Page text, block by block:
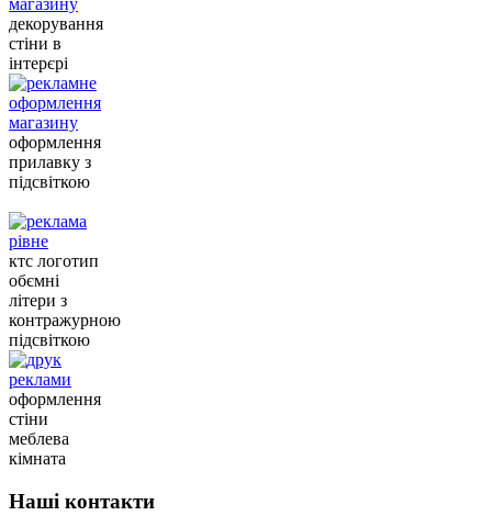
декорування
стіни в
інтерєрі
оформлення
прилавку з
підсвіткою
ктс логотип
обємні
літери з
контражурною
підсвіткою
оформлення
стіни
меблева
кімната
Наші контакти